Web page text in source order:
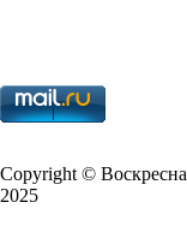
Copy­right ©
2025